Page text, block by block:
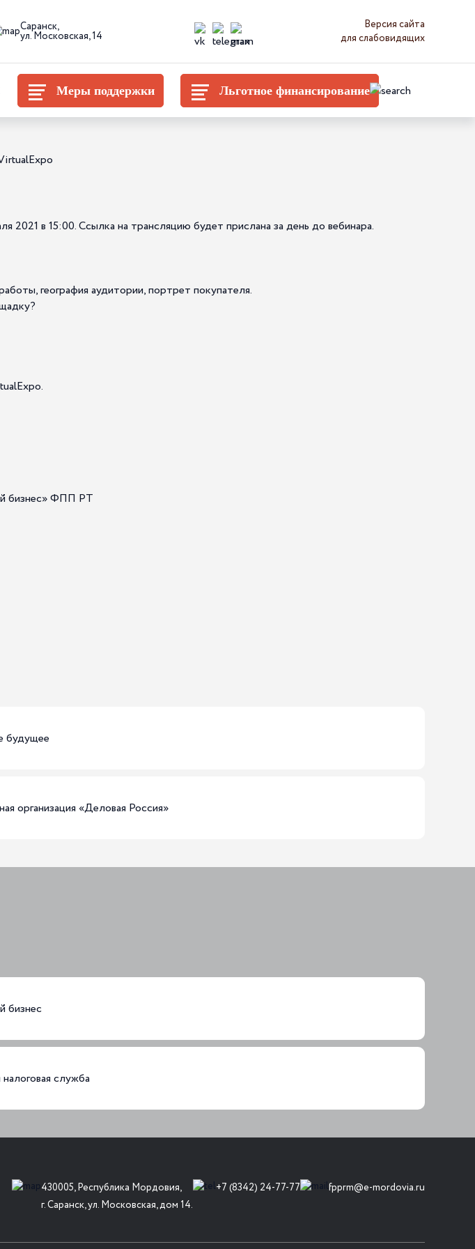
Саранск,
ул. Московская, 14
Версия сайта
для слабовидящих
Меры поддержки Льготное финансирование
в 15:00. Ссылка на трансляцию будет прислана за день до вебинара.
география аудитории, портрет покупателя.
бизнес» ФПП РТ
430005, Республика Мордовия,
г. Саранск, ул. Московская, дом 14.
+7 (8342) 24-77-77 fpprm@e-mordovia.ru